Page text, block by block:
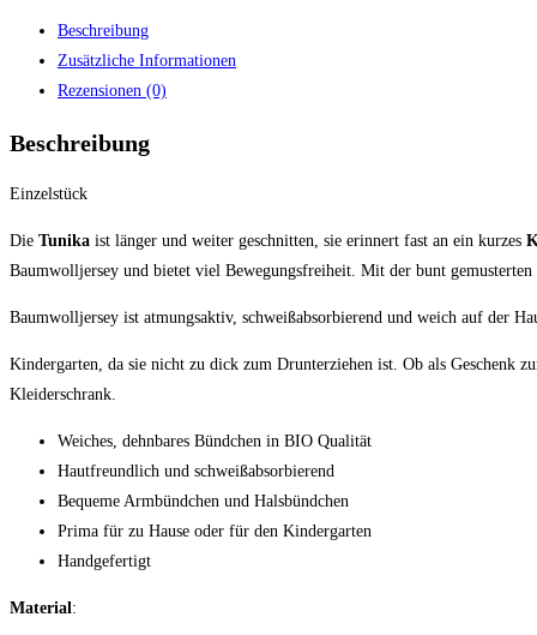
Beschreibung
Zusätzliche Informationen
Rezensionen (0)
Beschreibung
Einzelstück
Die Tunika ist länger und weiter geschnitten, sie erinnert fast an ein kurzes
Baumwolljersey und bietet viel Bewegungsfreiheit. Mit der bunt
Baumwolljersey ist atmungsaktiv, schweißabsorbierend und weich auf der
Kindergarten, da sie nicht zu dick zum Drunterziehen ist. Ob als Geschenk
Kleiderschrank.
Weiches, dehnbares Bündchen in BIO Qualität
Hautfreundlich und schweißabsorbierend
Bequeme Armbündchen und Halsbündchen
Prima für zu Hause oder für den Kindergarten
Handgefertigt
Material: